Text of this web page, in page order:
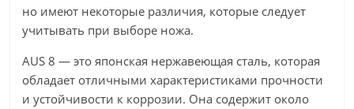
но имеют некоторые различия, которые следует
учитывать при выборе ножа.
AUS 8 — это японская нержавеющая сталь, которая
обладает отличными характеристиками прочности
и устойчивости к коррозии. Она содержит около